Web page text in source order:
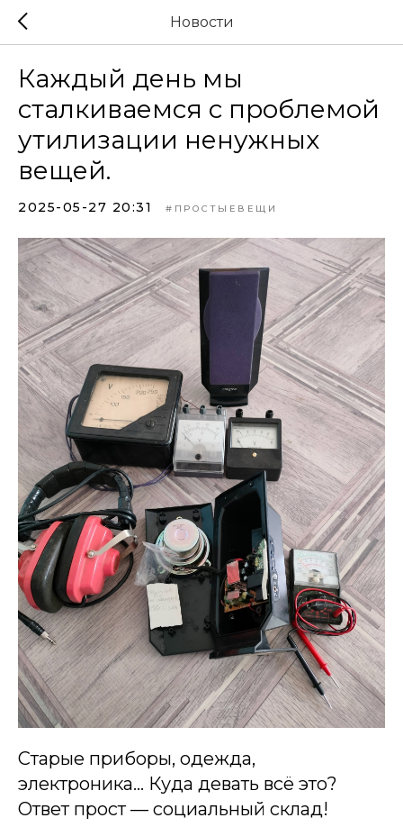
Новости
Каждый день мы
сталкиваемся с проблемой
утилизации ненужных
вещей.
2025-05-27 20:31 #ПРОСТЫЕВЕЩИ
Старые приборы, одежда,
электроника... Куда девать всё это?
Ответ прост — социальный склад!